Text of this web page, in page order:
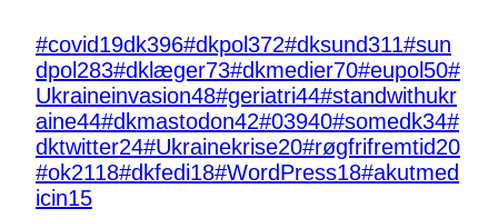
#covid19dk396#dkpol372#dksund311#sun
dpol 283#dklæger73#dkmedier70#eupol 50#
Ukraineinvasion48#geriatri44#standwithukr
aine44#dkmastodon42#03940#somedk34#
dktwitter24#Ukrainekrise20#røgfrifremtid20
#ok2118#dkfedi18#WordPress18#akutmed
icin15